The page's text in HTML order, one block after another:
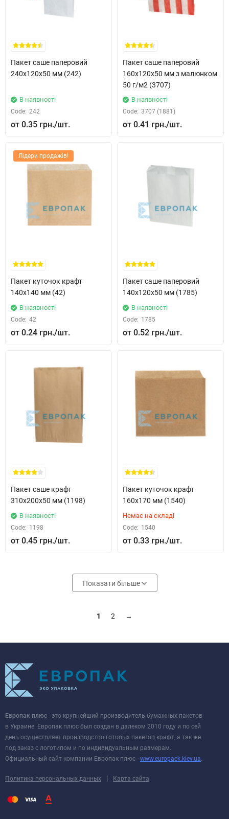
Пакет саше паперовий
240x120x50 мм (242)
В наявності
Code: 242
0.35 грн.
Пакет саше паперовий
160x120x50 мм з малюнком
50 г/м2 (3707)
В наявності
Code: 3707 (1881)
0.41 грн.
Лідери продажів!
Пакет куточок крафт
140x140 мм (42)
В наявності
Code: 42
0.24 грн.
Пакет саше паперовий
140x120x50 мм (1785)
В наявності
Code: 1785
0.52 грн.
Пакет саше крафт
310x200x50 мм (1198)
В наявності
Code: 1198
0.45 грн.
Пакет куточок крафт
160x170 мм (1540)
Немає на складі
Code: 1540
0.33 грн.
Показати більше
1 2 →
Европак плюс - это крупнейший производитель бумажных пакетов
в Украине. Европак плюс был создан в далеком 2010 году и по сей
день осуществляет производство готовых пакетов крафт, а так же
под заказ с логотипом и по индивидуальным размерам.
Официальный сайт компании Европак плюс - www.europack.kiev.ua.
Политика персональных данных | Карта сайта